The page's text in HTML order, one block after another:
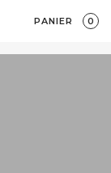
PANIER 0